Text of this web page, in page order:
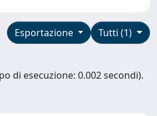
Tutti (1)
Esportazione
di esecuzione: 0.002 secondi).